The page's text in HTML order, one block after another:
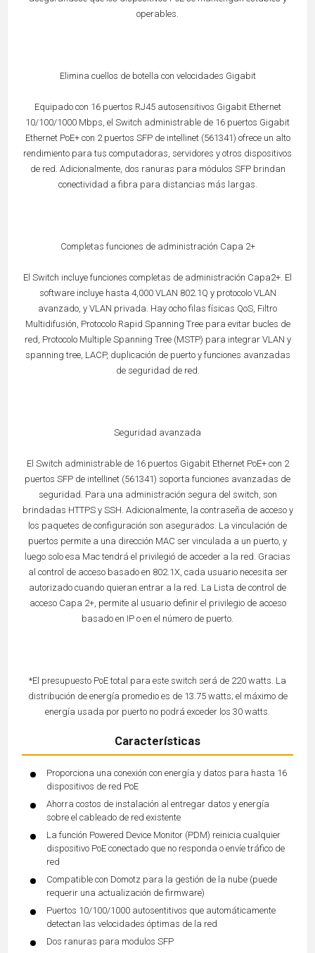
operables.
Elimina cuellos de botella con velocidades Gigabit
Equipado con 16 puertos RJ45 autosensitivos Gigabit Ethernet
10/100/1000 Mbps, el Switch administrable de 16 puertos Gigabit
Ethernet PoE+ con 2 puertos SFP de intellinet (561341) ofrece un alto
rendimiento para tus computadoras, servidores y otros dispositivos
de red. Adicionalmente, dos ranuras para módulos SFP brindan
conectividad a fibra para distancias más largas.
Completas funciones de administración Capa 2+
El Switch incluye funciones completas de administración Capa2+. El
software incluye hasta 4,000 VLAN 802.1Q y protocolo VLAN
avanzado, y VLAN privada. Hay ocho filas físicas QoS, Filtro
Multidifusión, Protocolo Rapid Spanning Tree para evitar bucles de
red, Protocolo Multiple Spanning Tree (MSTP) para integrar VLAN y
spanning tree, LACP, duplicación de puerto y funciones avanzadas
de seguridad de red.
Seguridad avanzada
El Switch administrable de 16 puertos Gigabit Ethernet PoE+ con 2
puertos SFP de intellinet (561341) soporta funciones avanzadas de
seguridad. Para una administración segura del switch, son
brindadas HTTPS y SSH. Adicionalmente, la contraseña de acceso y
los paquetes de configuración son asegurados. La vinculación de
puertos permite a una dirección MAC ser vinculada a un puerto, y
luego solo esa Mac tendrá el privilegió de acceder a la red. Gracias
al control de acceso basado en 802.1X, cada usuario necesita ser
autorizado cuando quieran entrar a la red. La Lista de control de
acceso Capa 2+, permite al usuario definir el privilegio de acceso
basado en IP o en el número de puerto.
*El presupuesto PoE total para este switch será de 220 watts. La
distribución de energía promedio es de 13.75 watts; el máximo de
energía usada por puerto no podrá exceder los 30 watts.
Características
Proporciona una conexión con energía y datos para hasta 16
dispositivos de red PoE
Ahorra costos de instalación al entregar datos y energía
sobre el cableado de red existente
La función Powered Device Monitor (PDM) reinicia cualquier
dispositivo PoE conectado que no responda o envíe tráfico de
red
Compatible con Domotz para la gestión de la nube (puede
requerir una actualización de firmware)
Puertos 10/100/1000 autosentitivos que automáticamente
detectan las velocidades óptimas de la red
Dos ranuras para modulos SFP